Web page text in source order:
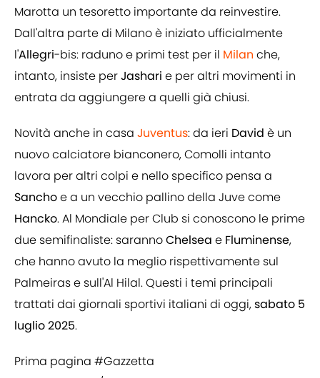
Marotta un tesoretto importante da reinvestire.
Dall'altra parte di Milano è iniziato ufficialmente
l'Allegri-bis: raduno e primi test per il Milan che,
intanto, insiste perJashari e per altri movimenti in
entrata da aggiungere a quelli già chiusi.
Novità anche in casa Juventus: da ieri David è un
nuovo calciatore bianconero, Comolli intanto
lavora per altri colpi e nello specifico pensa a
Sanchoe a un vecchio pallino della Juve come
Hancko. Al Mondiale per Club si conoscono le prime
due semifinaliste: sarannoChelsea e Fluminense,
che hanno avuto la meglio rispettivamente sul
Palmeiras e sull'Al Hilal. Questi i temi principali
trattati dai giornali sportivi italiani di oggi,sabato 5
luglio 2025.
Prima pagina #Gazzetta